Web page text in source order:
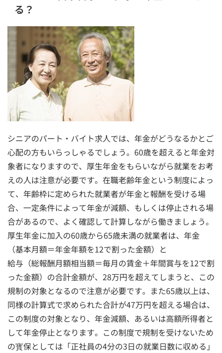
る？
シニアのパート・バイト求人では、年金がどうなるかとご
心配の方もいらっしゃるでしょう。60歳を超えると年金対
象者になりますので、厚生年金をもらいながら就業をお考
えの人は注意が必要です。在職老齢年金という制度によっ
て、年齢枠に定められた就業者が年金と報酬を受ける場
合、一定条件によって年金が減額、もしくは停止される場
合があるので、よく確認して計算しながら働きましょう。
厚生年金に加入の60歳から65歳未満の就業者は、年金
（基本月額＝年金年額を12で割った金額）と
給与（総報酬月額相当額＝毎月の賃金＋年間賞与を12で割
った金額）の合計金額が、28万円を超えてしまうと、この
規制の対象となるので注意が必要です。また65歳以上は、
同様の計算式で求められた合計が47万円を超える場合は、
この制度の対象となり、年金減額、あるいは高額所得者と
して年金停止となります。この制度で規制を受けないため
の寳保としては「正社員の4分の3日の就業日数に収める」